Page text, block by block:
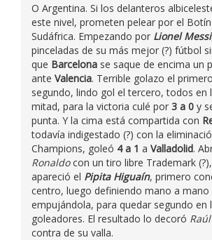
O Argentina. Si los delanteros
este nivel, prometen pelear por el
Sudáfrica. Empezando por Lionel Messi
pinceladas de su más mejor (?) fútbol
que Barcelona se saque de encima un
ante Valencia. Terrible golazo el
segundo, lindo gol el tercero, todos en
mitad, para la victoria culé por 3 a 0 y
punta. Y la cima está compartida con
todavía indigestado (?) con la
Champions, goleó 4 a 1 a Valladolid.
Ronaldocon un tiro libre Trademark
apareció el Pipita Higuaín, primero
centro, luego definiendo mano a
empujándola, para quedar segundo en
goleadores. El resultado lo decoró
contra de su valla.